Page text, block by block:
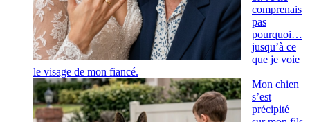
comprenais
pas
pourquoi…
jusqu’à ce
que je voie
le visage de mon fiancé.
Mon chien
s’est
précipité